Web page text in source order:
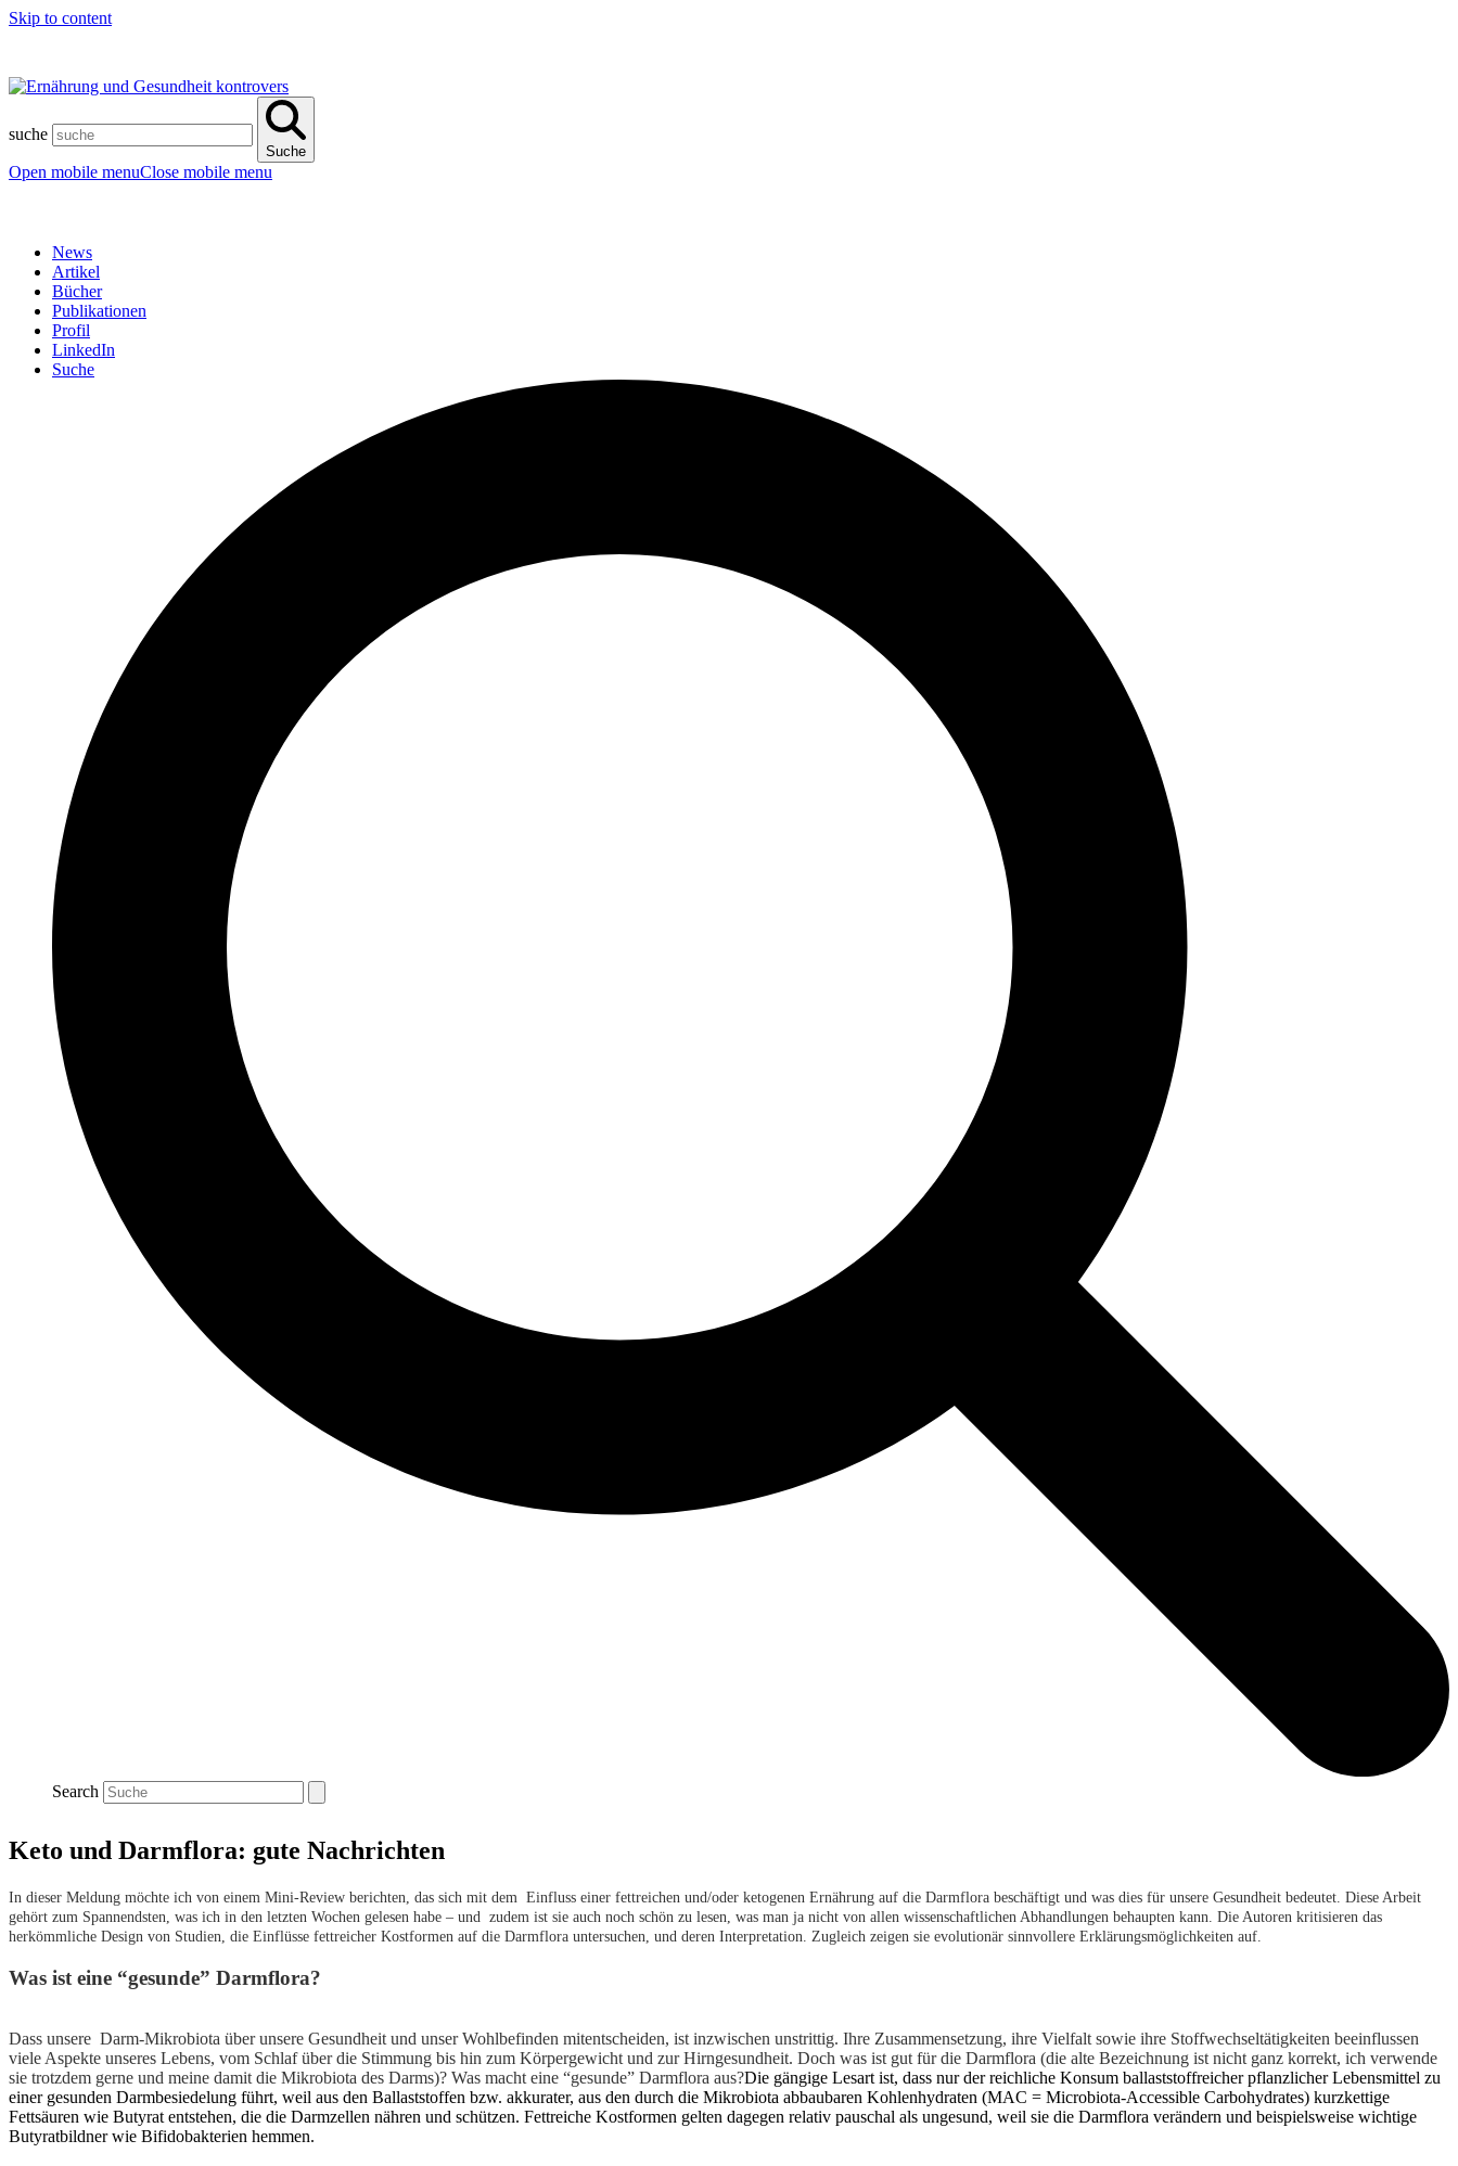
Skip to content
suche
Suche
Open mobile menuClose mobile menu
News
Artikel
Bücher
Publikationen
Profil
LinkedIn
Suche
Search
Keto und Darmflora: gute Nachrichten
In dieser Meldung möchte ich von einem Mini-Review berichten, das sich mit dem Einfluss einer fettreichen und/oder ketogenen Ernährung auf die Darmflora beschäftigt und was dies für unsere Gesundheit bedeutet. Diese Arbeit
gehört zum Spannendsten, was ich in den letzten Wochen gelesen habe – und zudem ist sie auch noch schön zu lesen, was man ja nicht von allen wissenschaftlichen Abhandlungen behaupten kann. Die Autoren kritisieren das
herkömmliche Design von Studien, die Einflüsse fettreicher Kostformen auf die Darmflora untersuchen, und deren Interpretation. Zugleich zeigen sie evolutionär sinnvollere Erklärungsmöglichkeiten auf.
Was ist eine “gesunde” Darmflora?
Dass unsere Darm-Mikrobiota über unsere Gesundheit und unser Wohlbefinden mitentscheiden, ist inzwischen unstrittig. Ihre Zusammensetzung, ihre Vielfalt sowie ihre Stoffwechseltätigkeiten beeinflussen
viele Aspekte unseres Lebens, vom Schlaf über die Stimmung bis hin zum Körpergewicht und zur Hirngesundheit. Doch was ist gut für die Darmflora (die alte Bezeichnung ist nicht ganz korrekt, ich verwende
sie trotzdem gerne und meine damit die Mikrobiota des Darms)? Was macht eine “gesunde” Darmflora aus?Die gängige Lesart ist, dass nur der reichliche Konsum ballaststoffreicher pflanzlicher Lebensmittel zu
einer gesunden Darmbesiedelung führt, weil aus den Ballaststoffen bzw. akkurater, aus den durch die Mikrobiota abbaubaren Kohlenhydraten (MAC = Microbiota-Accessible Carbohydrates) kurzkettige
Fettsäuren wie Butyrat entstehen, die die Darmzellen nähren und schützen. Fettreiche Kostformen gelten dagegen relativ pauschal als ungesund, weil sie die Darmflora verändern und beispielsweise wichtige
Butyratbildner wie Bifidobakterien hemmen.